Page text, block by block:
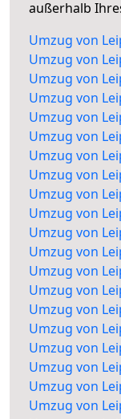
außerhalb
Umzug von
Umzug von
Umzug von
Umzug von
Umzug von
Umzug von
Umzug von
Umzug von
Umzug von
Umzug von
Umzug von
Umzug von
Umzug von
Umzug von
Umzug von
Umzug von
Umzug von
Umzug von
Umzug von
Umzug von